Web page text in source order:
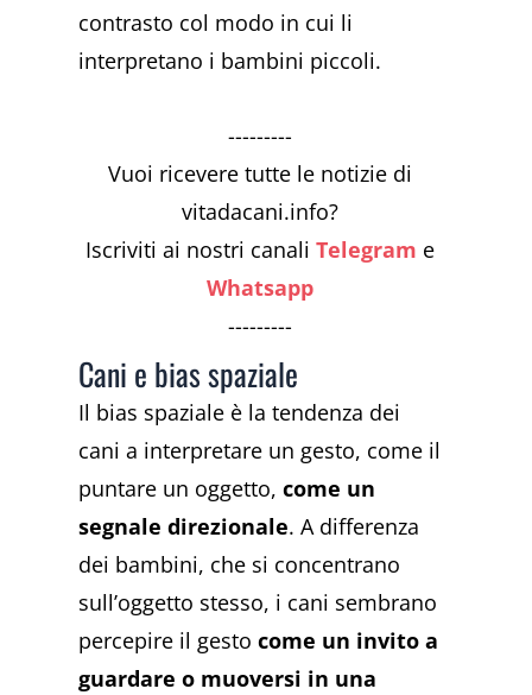
contrasto col modo in cui li
interpretano i bambini piccoli.
---------
Vuoi ricevere tutte le notizie di
vitadacani.info?
Iscriviti ai nostri canaliTelegram e
Whatsapp
---------
Cani e bias spaziale
Il bias spaziale è la tendenza dei
cani a interpretare un gesto, come il
puntare un oggetto,come un
segnale direzionale. A differenza
dei bambini, che si concentrano
sull’oggetto stesso, i cani sembrano
percepire il gestocome un invito a
guardare o muoversi in una